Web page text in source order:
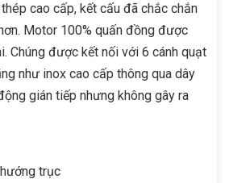
cao cấp, kết cấu đã chắc chắn
Motor 100% quấn đồng được
Chúng được kết nối với 6 cánh quạt
như inox cao cấp thông qua dây
gián tiếp nhưng không gây ra
trục